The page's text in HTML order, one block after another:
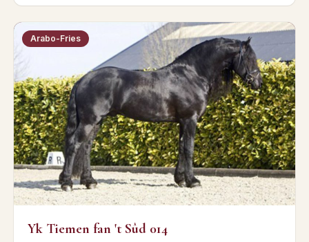
Arabo-Fries
Yk Tiemen fan 't Sûd 014